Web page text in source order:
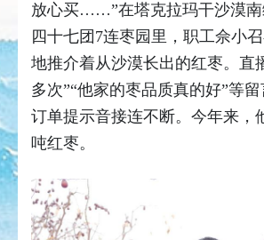
放心买……”在塔克拉玛干沙漠南
四十七团7连枣园里，职工佘小
地推介着从沙漠长出的红枣。直
多次”“他家的枣品质真的好”等留
订单提示音接连不断。今年来，
吨红枣。